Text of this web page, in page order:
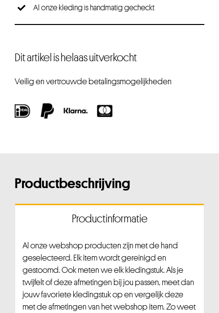
Al onze kleding is handmatig gecheckt
Dit artikel is helaas uitverkocht
Veilig en vertrouwde betalingsmogelijkheden
Productbeschrijving
Productinformatie
Al onze webshop producten zijn met de hand
geselecteerd. Elk item wordt gereinigd en
gestoomd. Ook meten we elk kledingstuk. Als je
twijfelt of deze afmetingen bij jou passen, meet dan
jouw favoriete kledingstuk op en vergelijk deze
met de afmetingen van het webshop item. Zo weet